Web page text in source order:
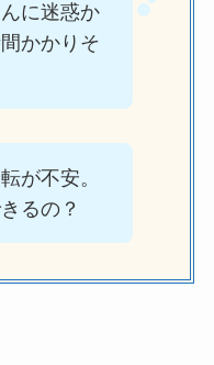
に迷惑か
かかりそ
が不安。
るの？